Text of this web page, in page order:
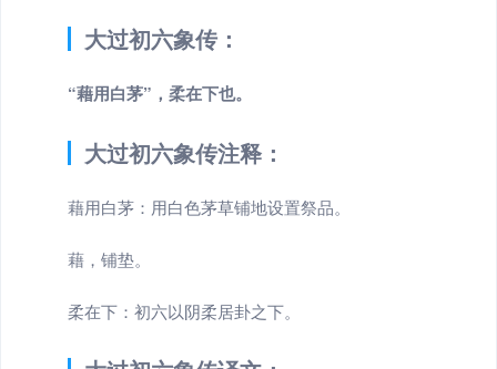
大过初六象传：
“藉用白茅”，柔在下也。
大过初六象传注释：
藉用白茅：用白色茅草铺地设置祭品。
藉，铺垫。
柔在下：初六以阴柔居卦之下。